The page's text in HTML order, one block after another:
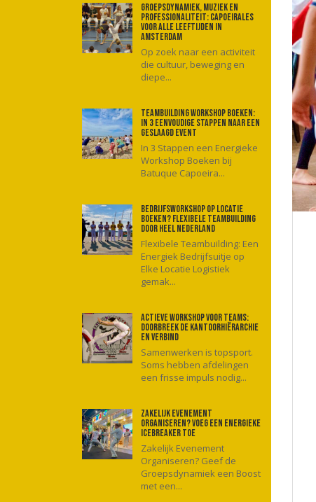
Groepsdynamiek, muziek en
professionaliteit: Capoeirales
voor alle leeftijden in
Amsterdam
Op zoek naar een activiteit
die cultuur, beweging en
diepe...
Teambuilding workshop boeken:
In 3 eenvoudige stappen naar een
geslaagd event
In 3 Stappen een Energieke
Workshop Boeken bij
Batuque Capoeira...
Bedrijfsworkshop op locatie
boeken? Flexibele teambuilding
door heel Nederland
Flexibele Teambuilding: Een
Energiek Bedrijfsuitje op
Elke Locatie Logistiek
gemak...
Actieve workshop voor teams:
Doorbreek de kantoorhiërarchie
en verbind
Samenwerken is topsport.
Soms hebben afdelingen
een frisse impuls nodig...
Zakelijk evenement
organiseren? Voeg een energieke
icebreaker toe
Zakelijk Evenement
Organiseren? Geef de
Groepsdynamiek een Boost
met een...